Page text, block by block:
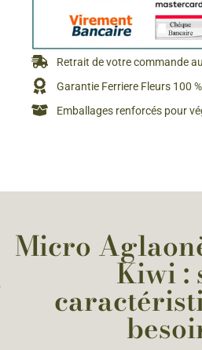
Retrait de votre commande
Garantie Ferriere Fleurs 100
Emballages renforcés pour
Micro
Kiwi :